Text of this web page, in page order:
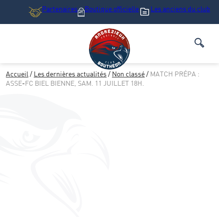
Partenaires Boutique officielle Les anciens du club
Accueil / Les dernières actualités/ Non classé/ MATCH PRÉPA :
ASSE-FC BIEL BIENNE, SAM. 11 JUILLET 18H.